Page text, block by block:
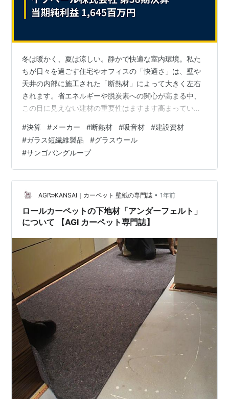
冬は暖かく、夏は涼しい。静かで快適な室内環境。私た
ちが日々を過ごす住宅やオフィスの「快適さ」は、壁や
天井の内部に施工された「断熱材」によって大きく左右
されます。省エネルギーや脱炭素への関心が高まる中、
この目に見えない建材の重要性はますます高まっていま
世界的な建築材料メーカーグループの一員として日本市
場をリードする企業が、マグ・イゾベール株式会社で
す。 今回は、日本の建物の快適性とエネルギー効率を支
える、マグ・イゾベール株式会社の決算を読み解き、そ
のビジネスモデルと戦略をみていきます。 【決算ハイラ
イト（38期）】資産合計: 23,061百万円 …
#決算 #メーカー #断熱材 #吸音材 #建設資材
#ガラス短繊維製品 #グラスウール
#サンゴバングループ
AGI🐑KANSAI｜カーペット 壁紙の専門誌 • 1年前
ロールカーペットの下地材「アンダーフェルト」
について 【AGI カーペット専門誌】